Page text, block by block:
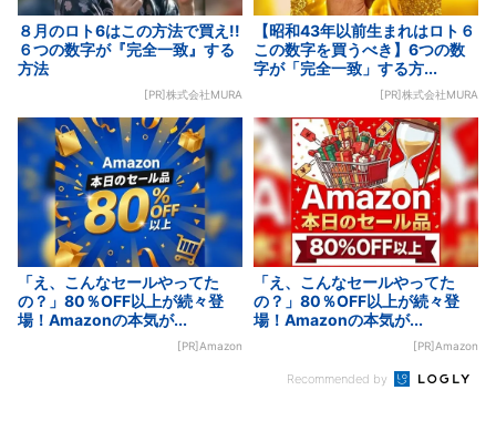
８月のロト6はこの方法で買え!!
６つの数字が『完全一致』する
方法
[PR]株式会社MURA
【昭和43年以前生まれはロト６
この数字を買うべき】6つの数
字が「完全一致」する方...
[PR]株式会社MURA
「え、こんなセールやってた
の？」80％OFF以上が続々登
場！Amazonの本気が...
[PR]Amazon
「え、こんなセールやってた
の？」80％OFF以上が続々登
場！Amazonの本気が...
[PR]Amazon
Recommended by